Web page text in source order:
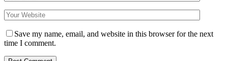
Save my name, email, and website in this browser for the next
time I comment.